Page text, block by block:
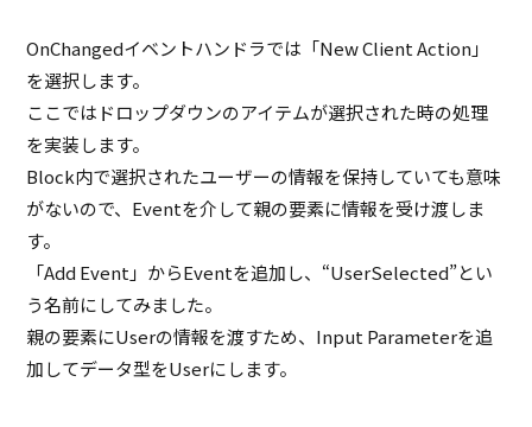
OnChangedイベントハンドラでは「New Client Action」
を選択します。
ここではドロップダウンのアイテムが選択された時の処理
を実装します。
Block内で選択されたユーザーの情報を保持していても意味
がないので、Eventを介して親の要素に情報を受け渡しま
す。
「Add Event」からEventを追加し、“UserSelected”とい
う名前にしてみました。
親の要素にUserの情報を渡すため、Input Parameterを追
加してデータ型をUserにします。